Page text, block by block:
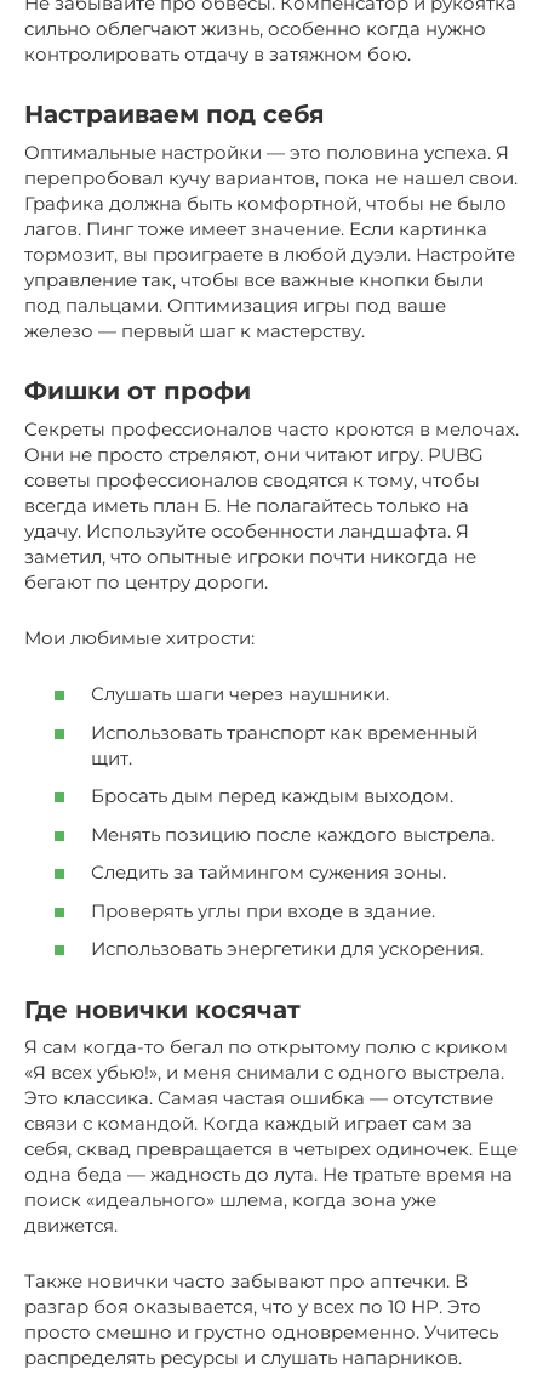
сильно облегчают жизнь, особенно когда нужно
контролировать отдачу в затяжном бою.
Настраиваем под себя
Оптимальные настройки — это половина успеха. Я
перепробовал кучу вариантов, пока не нашел свои.
Графика должна быть комфортной, чтобы не было
лагов. Пинг тоже имеет значение. Если картинка
тормозит, вы проиграете в любой дуэли. Настройте
управление так, чтобы все важные кнопки были
под пальцами. Оптимизация игры под ваше
железо — первый шаг к мастерству.
Фишки от профи
Секреты профессионалов часто кроются в мелочах.
Они не просто стреляют, они читают игру. PUBG
советы профессионалов сводятся к тому, чтобы
всегда иметь план Б. Не полагайтесь только на
удачу. Используйте особенности ландшафта. Я
заметил, что опытные игроки почти никогда не
бегают по центру дороги.
Мои любимые хитрости:
Слушать шаги через наушники.
Использовать транспорт как временный
щит.
Бросать дым перед каждым выходом.
Менять позицию после каждого выстрела.
Следить за таймингом сужения зоны.
Проверять углы при входе в здание.
Использовать энергетики для ускорения.
Где новички косячат
Я сам когда-то бегал по открытому полю с криком
«Я всех убью!», и меня снимали с одного выстрела.
Это классика. Самая частая ошибка — отсутствие
связи с командой. Когда каждый играет сам за
себя, сквад превращается в четырех одиночек. Еще
одна беда — жадность до лута. Не тратьте время на
поиск «идеального» шлема, когда зона уже
движется.
Также новички часто забывают про аптечки. В
разгар боя оказывается, что у всех по 10 HP. Это
просто смешно и грустно одновременно. Учитесь
распределять ресурсы и слушать напарников.